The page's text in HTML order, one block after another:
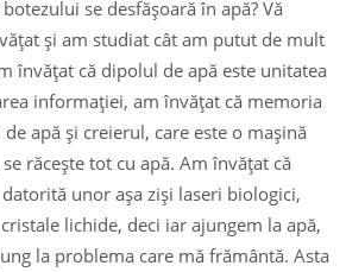
se desfăşoară în apă? Vă
şi am studiat cât am putut de mult
învăţat că dipolul de apă este unitatea
informaţiei, am învăţat că memoria
apă şi creierul, care este o maşină
răceşte tot cu apă. Am învăţat că
unor aşa zişi laseri biologici,
lichide, deci iar ajungem la apă,
la problema care mă frământă. Asta